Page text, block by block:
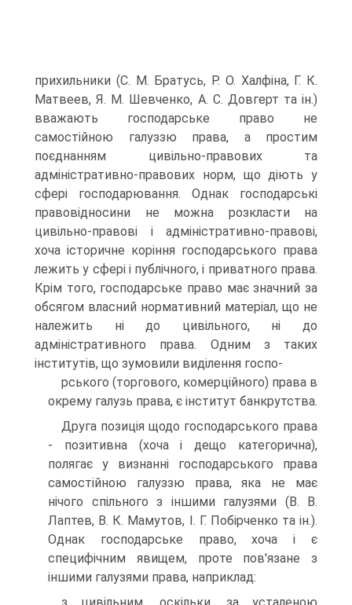
прихильники (С. М. Братусь, Р. О. Халфіна, Г. К.
Матвеев, Я. М. Шевченко, А. С. Довгерт та ін.)
вважають господарське право не
самостійною галуззю права, а простим
поєднанням цивільно-правових та
адміністративно-правових норм, що діють у
сфері господарювання. Однак господарські
правовідносини не можна розкласти на
цивільно-правові і адміністративно-правові,
хоча історичне коріння господарського права
лежить у сфері і публічного, і приватного права.
Крім того, господарське право має значний за
обсягом власний нормативний матеріал, що не
належить ні до цивільного, ні до
адміністративного права. Одним з таких
інститутів, що зумовили виділення госпо-
рського (торгового, комерційного) права в
окрему галузь права, є інститут банкрутства.
Друга позиція щодо господарського права
- позитивна (хоча і дещо категорична),
полягає у визнанні господарського права
самостійною галуззю права, яка не має
нічого спільного з іншими галузями (В. В.
Лаптев, В. К. Мамутов, І. Г. Побірченко та ін.).
Однак господарське право, хоча і є
специфічним явищем, проте пов'язане з
іншими галузями права, наприклад: